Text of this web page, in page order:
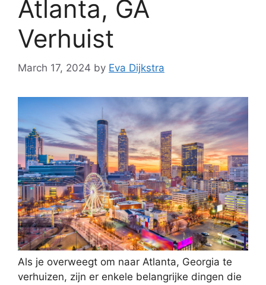
Atlanta, GA
Verhuist
March 17, 2024 by Eva Dijkstra
Als je overweegt om naar Atlanta, Georgia te
verhuizen, zijn er enkele belangrijke dingen die